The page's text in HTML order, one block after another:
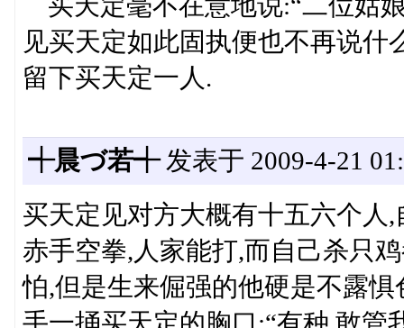
见买天定如此固执便也不再说
留下买天定一人.
┽晨づ若┽发表于 2009-4-21
买天定见对方大概有十五六个人
赤手空拳,人家能打,而自己杀只
怕,但是生来倔强的他硬是不露